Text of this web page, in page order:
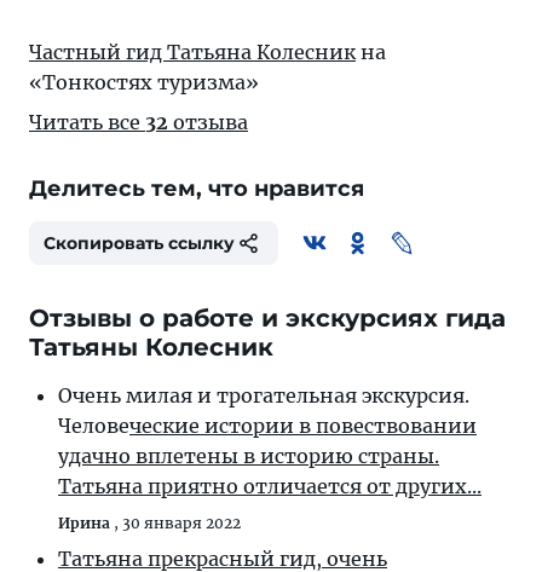
Частный гид Татьяна Колесникна
«Тонкостях туризма»
Читать все 32 отзыва
Делитесь тем, что нравится
Скопировать ссылку
Отзывы о работе и экскурсиях гида
Татьяны Колесник
Очень милая и трогательная экскурсия.
Человеческие истории в повествовании
удачно вплетены в историю страны.
Татьяна приятно отличается от других...
Ирина , 30 января 2022
Татьяна прекрасный гид, очень